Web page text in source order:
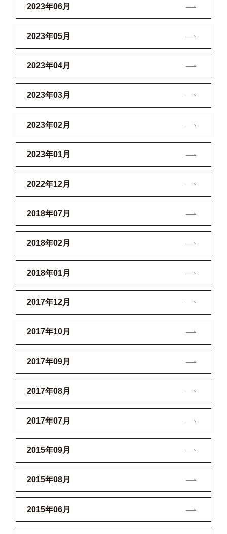
2023年06月
2023年05月
2023年04月
2023年03月
2023年02月
2023年01月
2022年12月
2018年07月
2018年02月
2018年01月
2017年12月
2017年10月
2017年09月
2017年08月
2017年07月
2015年09月
2015年08月
2015年06月